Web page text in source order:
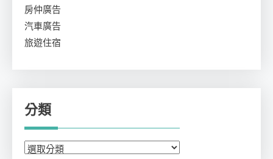
房仲廣告
汽車廣告
旅遊住宿
分類
分